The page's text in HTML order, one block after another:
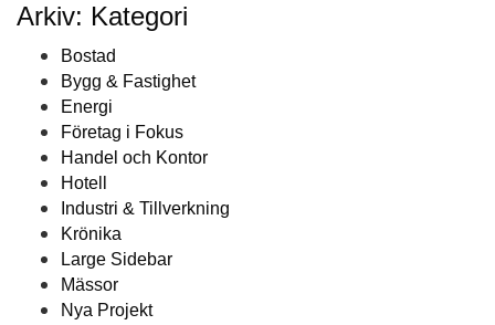
Arkiv: Kategori
Bostad
Bygg & Fastighet
Energi
Företag i Fokus
Handel och Kontor
Hotell
Industri & Tillverkning
Krönika
Large Sidebar
Mässor
Nya Projekt